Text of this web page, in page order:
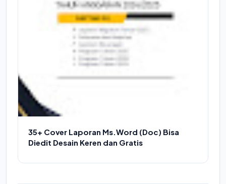
35+ Cover Laporan Ms.Word (Doc) Bisa
Diedit Desain Keren dan Gratis